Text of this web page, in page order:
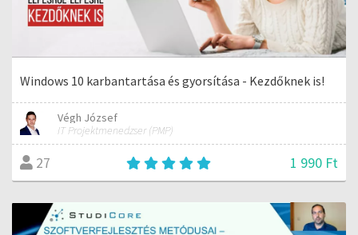
Windows 10 karbantartása és gyorsítása - Kezdőknek is!
Végh József
IT Projektmenedzser (PMP)
27 1 990 Ft